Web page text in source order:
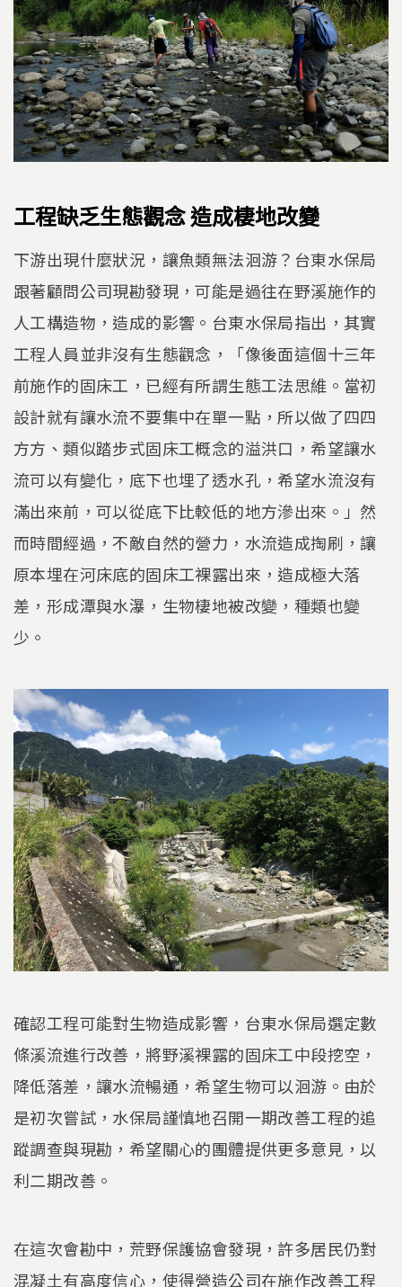
工程缺乏生態觀念 造成棲地改變
下游出現什麼狀況，讓魚類無法洄游？台東水保局
跟著顧問公司現勘發現，可能是過往在野溪施作的
人工構造物，造成的影響。台東水保局指出，其實
工程人員並非沒有生態觀念，「像後面這個十三年
前施作的固床工，已經有所謂生態工法思維。當初
設計就有讓水流不要集中在單一點，所以做了四四
方方、類似踏步式固床工概念的溢洪口，希望讓水
流可以有變化，底下也埋了透水孔，希望水流沒有
滿出來前，可以從底下比較低的地方滲出來。」然
而時間經過，不敵自然的營力，水流造成掏刷，讓
原本埋在河床底的固床工裸露出來，造成極大落
差，形成潭與水瀑，生物棲地被改變，種類也變
少。
確認工程可能對生物造成影響，台東水保局選定數
條溪流進行改善，將野溪裸露的固床工中段挖空，
降低落差，讓水流暢通，希望生物可以洄游。由於
是初次嘗試，水保局謹慎地召開一期改善工程的追
蹤調查與現勘，希望關心的團體提供更多意見，以
利二期改善。
在這次會勘中，荒野保護協會發現，許多居民仍對
混凝土有高度信心，使得營造公司在施作改善工程